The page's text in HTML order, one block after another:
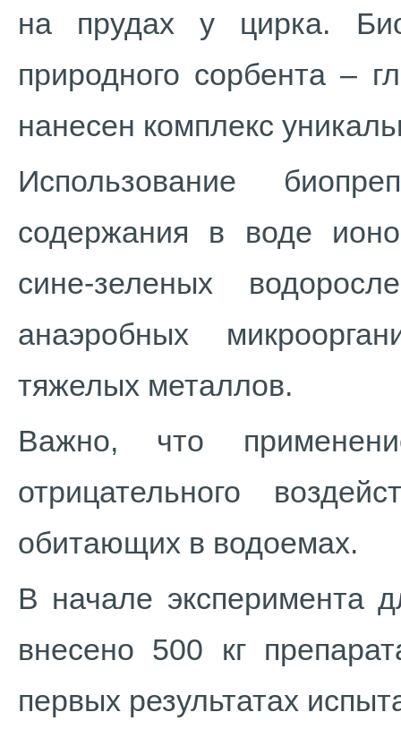
на прудах у цирка.
природного сорбента –
нанесен комплекс
Использование
содержания в воде
сине-зеленых
анаэробных
тяжелых металлов.
Важно, что
отрицательного
обитающих в водоемах.
В начале эксперимента
внесено 500 кг
первых результатах